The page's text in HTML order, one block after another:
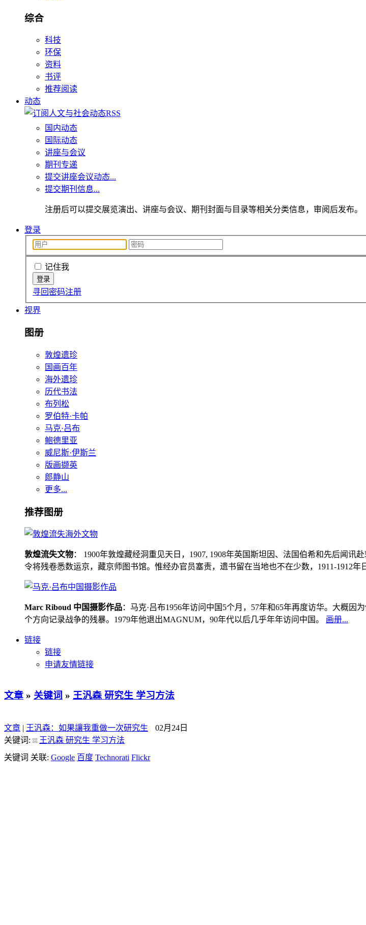
综合
科技
环保
资料
书评
推荐阅读
动态
国内动态
国际动态
讲座与会议
期刊专递
提交讲座会议动态...
提交期刊信息...
注册后可以提交展览演出、讲座与会议、期刊封面与目录等相关分类信息，审阅后发布。
登录
记住我
寻回密码注册
视界
图册
敦煌遗珍
国画百年
海外遗珍
历代书法
布列松
罗伯特·卡帕
马克·吕布
鲍德里亚
威尼斯·伊斯兰
版画撷英
郎静山
更多...
推荐图册
敦煌流失文物： 1900年敦煌藏经洞重见天日，1907, 1908年英国斯坦因、法国伯希和先后闻讯
令将残卷悉数运京，藏京师图书馆。惟经办官员塞责，遗书留在当地也不在少数，1911-1912年
Marc Riboud 中国摄影作品：马克·吕布1956年访问中国5个月，57年和65年再度访华。大概
个方向记录战争的残暴。1979年他退出MAGNUM，90年代以后几乎年年访问中国。 画册...
链接
链接
申请友情链接
文章 » 关键词 » 王汎森 研究生 学习方法
文章 | 王汎森：如果讓我重做一次研究生
02月24日
关键词:
王汎森 研究生 学习方法
关键词 关联: Google 百度 Technorati Flickr